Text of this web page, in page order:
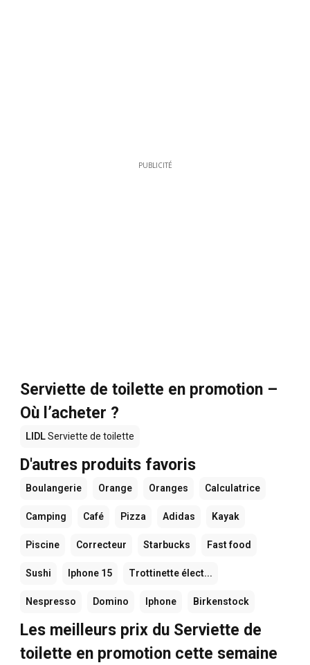
PUBLICITÉ
Serviette de toilette en promotion –
Où l’acheter ?
LIDLServiette de toilette
D'autres produits favoris
Boulangerie Orange Oranges Calculatrice
Camping Café Pizza Adidas Kayak
Piscine Correcteur Starbucks Fast food
Sushi Iphone 15 Trottinette élect...
Nespresso Domino Iphone Birkenstock
Les meilleurs prix du Serviette de
toilette en promotion cette semaine